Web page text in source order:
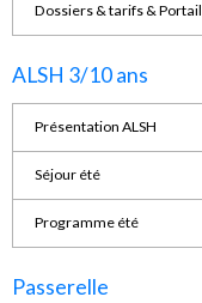
Dossiers & tarifs & Portail
ALSH 3/10 ans
Présentation ALSH
Séjour été
Programme été
Passerelle